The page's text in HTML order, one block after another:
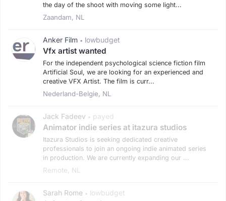
the day of the shoot with moving some light...
Zaandam, NL
Anker Film • lowbudget
Vfx artist wanted
For the independent psychological science fiction film
Artificial Soul, we are looking for an experienced and
creative VFX Artist. The film is curr...
Nederland-Belgie, NL
Jack Fadeev • payed
Animator indie series at itazura studios
Itazura Studios is seeking dedicated creative
professionals to join an ongoing indie animated series
in production. We are currently expanding our ...
Remote, NL
Sarah Rome • lowbudget